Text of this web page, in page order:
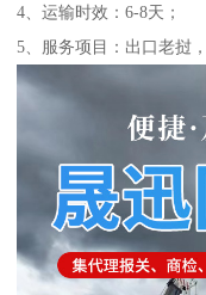
4、运输时效：6-8天；
5、服务项目：出口老挝